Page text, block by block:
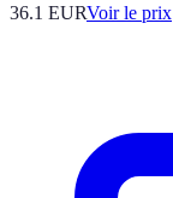
36.1 EURVoir le prix